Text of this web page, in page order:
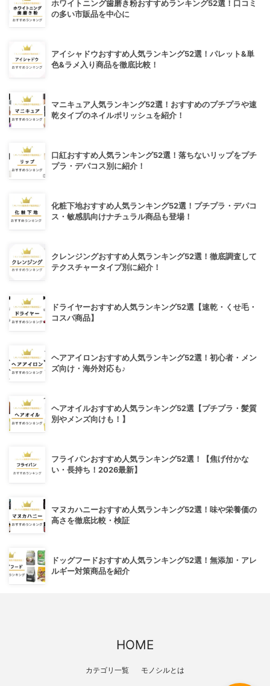
ホワイトニング歯磨き粉おすすめランキング52選！口コミ
の多い市販品を中心に
アイシャドウおすすめ人気ランキング52選！パレット&単
色&ラメ入り商品を徹底比較！
マニキュア人気ランキング52選！おすすめのプチプラや速
乾タイプのネイルポリッシュを紹介！
口紅おすすめ人気ランキング52選！落ちないリップをプチ
プラ・デパコス別に紹介！
化粧下地おすすめ人気ランキング52選！プチプラ・デパコ
ス・敏感肌向けナチュラル商品も登場！
クレンジングおすすめ人気ランキング52選！徹底調査して
テクスチャータイプ別に紹介！
ドライヤーおすすめ人気ランキング52選【速乾・くせ毛・
コスパ商品】
ヘアアイロンおすすめ人気ランキング52選！初心者・メン
ズ向け・海外対応も♪
ヘアオイルおすすめ人気ランキング52選【プチプラ・髪質
別やメンズ向けも！】
フライパンおすすめ人気ランキング52選！【焦げ付かな
い・長持ち！2026最新】
マヌカハニーおすすめ人気ランキング52選！味や栄養価の
高さを徹底比較・検証
ドッグフードおすすめ人気ランキング52選！無添加・アレ
ルギー対策商品を紹介
HOME
カテゴリ一覧 モノシルとは